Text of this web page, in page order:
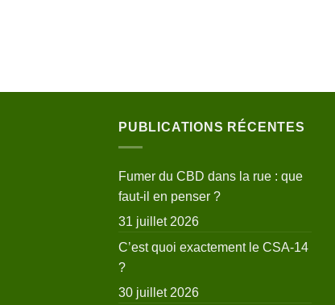
PUBLICATIONS RÉCENTES
Fumer du CBD dans la rue : que
faut-il en penser ?
31 juillet 2026
C’est quoi exactement le CSA-14
?
30 juillet 2026